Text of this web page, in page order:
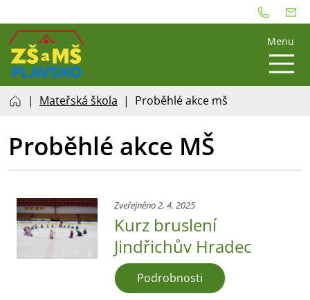
Menu
Mateřská škola Proběhlé akce mš
Proběhlé akce MŠ
Zveřejněno 2. 4. 2025
Kurz bruslení
Jindřichův Hradec
Podrobnosti